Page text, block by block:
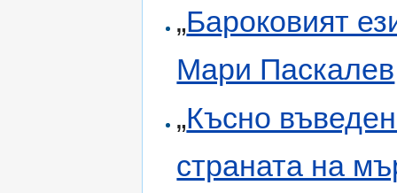
„Бароковият
Мари Паскалев
„Късно
страната на